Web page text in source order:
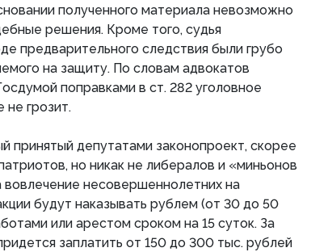
полученного материала невозможно
решения. Кроме того, судья
предварительного следствия были грубо
на защиту. По словам адвокатов
поправками в ст. 282 уголовное
грозит.
принятый депутатами законопроект, скорее
но никак не либералов и «миньонов
вовлечение несовершеннолетних на
будут наказывать рублем (от 30 до 50
или арестом сроком на 15 суток. За
заплатить от 150 до 300 тыс. рублей